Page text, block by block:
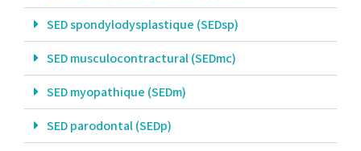
SED spondylodysplastique (SEDsp)
SED musculocontractural (SEDmc)
SED myopathique (SEDm)
SED parodontal (SEDp)